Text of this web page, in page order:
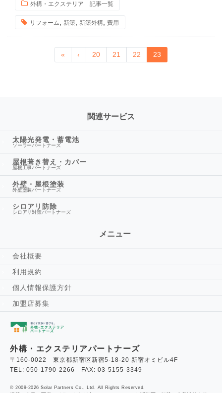
外構・エクステリア 記事一覧
リフォーム 新築 新築外構 費用
« ‹ 20 21 22 23
外構・エクステリアパートナーズ
〒160-0022 東京都新宿区新宿5-18-20 新宿オミビル4F
TEL: 050-1790-2266 FAX: 03-5155-3349
会社概要
利用規約
個人情報保護方針
加盟店募集
関連サービス
太陽光発電・蓄電池
ソーラーパートナーズ
屋根葺き替え・カバー
屋根工事パートナーズ
外壁・屋根塗装
外壁塗装パートナーズ
シロアリ防除
シロアリ対策パートナーズ
メニュー
© 2009-2026 Solar Partners Co., Ltd. All Rights Reserved.